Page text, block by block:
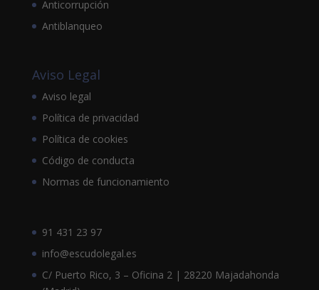
Anticorrupción
Antiblanqueo
Aviso Legal
Aviso legal
Política de privacidad
Política de cookies
Código de conducta
Normas de funcionamiento
91 431 23 97
info@escudolegal.es
C/ Puerto Rico, 3 – Oficina 2 | 28220 Majadahonda